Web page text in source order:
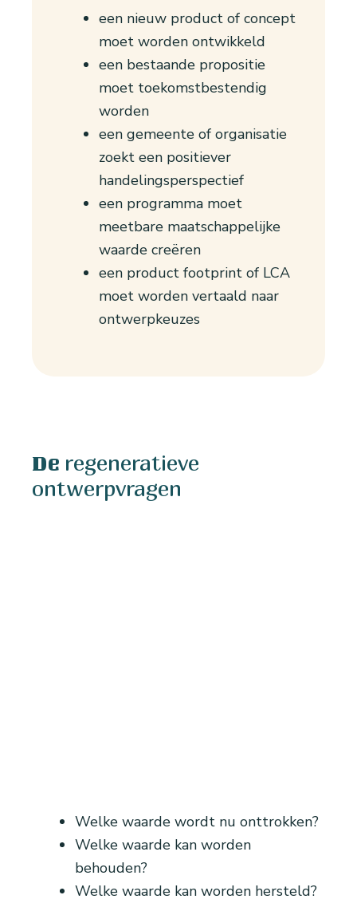
een nieuw product of concept
moet worden ontwikkeld
een bestaande propositie
moet toekomstbestendig
worden
een gemeente of organisatie
zoekt een positiever
handelingsperspectief
een programma moet
meetbare maatschappelijke
waarde creëren
een product footprint of LCA
moet worden vertaald naar
ontwerpkeuzes
De regeneratieve
ontwerpvragen
Welke waarde wordt nu onttrokken?
Welke waarde kan worden
behouden?
Welke waarde kan worden hersteld?